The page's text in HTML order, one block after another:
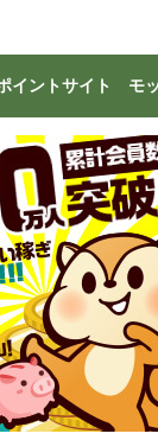
イントサイト モ